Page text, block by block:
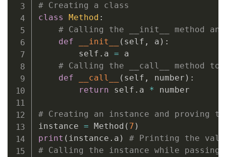
# Creating a class
class
Method :
# Calling the __init__ method
def
__init__ ( self , a ) :
        self
. a = a
# Calling the __call__ method
def
__call__ ( self , number ) :
return self . a * number
# Creating an instance and proving
instance = Method ( 7 )
print ( instance . a )
# Printing the
# Calling the instance while